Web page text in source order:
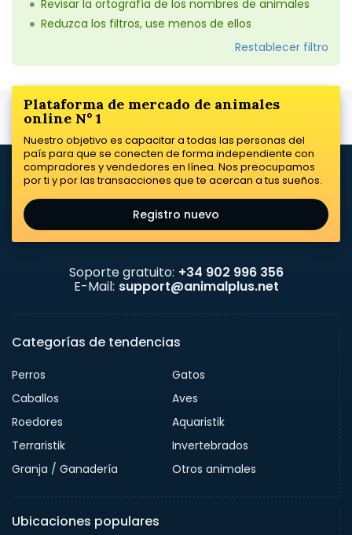
Revisar la ortografía de los nombres de animales
Reduzca los filtros, use menos de ellos
Restablecer filtro
Plataforma de mercado de animales
online Nº 1
Nuestro objetivo es capacitar a todas las personas del
país para que se conecten de forma independiente con
compradores y vendedores en línea. Nos preocupamos
por ti y por las transacciones que te acercan a tus sueños.
Registro nuevo
Soporte gratuito: +34 902 996 356
E-Mail: support@animalplus.net
Categorías de tendencias
Perros
Gatos
Caballos
Aves
Roedores
Aquaristik
Terraristik
Invertebrados
Granja / Ganadería
Otros animales
Ubicaciones populares